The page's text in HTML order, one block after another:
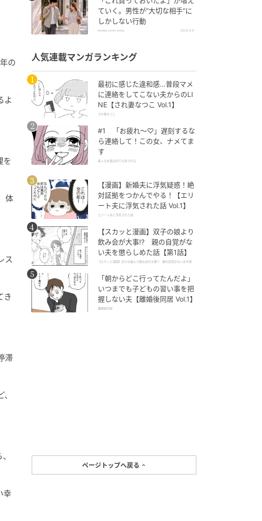
の
よ
を
体
ス
き
滞
幸
ていく。男性が“大切な相手”に
しかしない行動
beauty news tokyo 2026.8.8
人気連載マンガランキング
最初に感じた違和感…普段マメ
に連絡をしてこない夫からのLI
NE【され妻なつこ Vol.1】
され妻なつこ
#1 「お疲れ〜♡」遅刻するな
ら連絡して！この女、ナメてま
す
美人な友達は何でも許される
【漫画】新婚夫に浮気疑惑！絶
対証拠をつかんでやる！【エリ
ート夫に浮気された話 Vol.1】
エリート夫に浮気された話
【スカッと漫画】双子の娘より
飲み会が大事!? 親の自覚がな
い夫を懲らしめた話【第1話】
【スカッと漫画】双子の娘より飲み会が大事!? 親の自覚がない夫を懲ら
「朝からどこ行ってたんだよ」
いつまでも子どもの習い事を把
握しない夫【離婚後同居 Vol.1】
離婚後同居
ページトップへ戻る